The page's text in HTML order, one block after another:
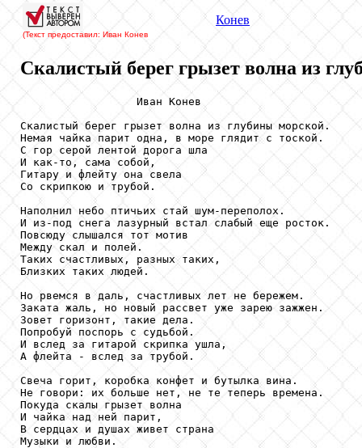
(Текст предоставил: Иван Конев
Конев
Скалистый берег грызет волна из
                  Иван Конев
Скалистый берег грызет волна из глубины морской.
Немая чайка парит одна, в море глядит с тоской.
С гор серой лентой дорога шла
И как-то, сама собой,
Гитару и флейту она свела
Со скрипкою и трубой.
Наполнил небо птичьих стай шум-переполох.
И из-под снега лазурный встал слабый еще росток.
Повсюду слышался тот мотив
Между скал и полей.
Таких счастливых, разных таких,
Близких таких людей.
Но рвемся в даль, счастливых лет не бережем.
Заката жаль, но новый рассвет уже зарею зажжен.
Зовет горизонт, такие дела.
Попробуй поспорь с судьбой.
И вслед за гитарой скрипка ушла,
А флейта - вслед за трубой.
Свеча горит, коробка конфет и бутылка вина.
Не говори: их больше нет, не те теперь времена.
Покуда скалы грызет волна
И чайка над ней парит,
В сердцах и душах живет страна
Музыки и любви.